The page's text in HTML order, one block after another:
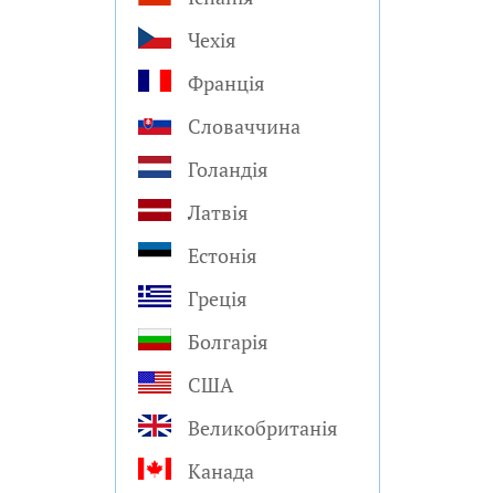
Чехія
Франція
Словаччина
Голандія
Латвія
Естонія
Греція
Болгарія
США
Великобританія
Канада